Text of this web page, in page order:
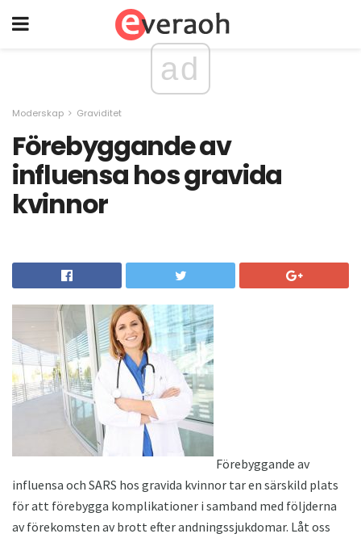
ad
Moderskap Graviditet
Förebyggande av
influensa hos gravida
kvinnor
Förebyggande av
influensa och SARS hos gravida kvinnor tar en särskild plats
för att förebygga komplikationer i samband med följderna
av förekomsten av brott efter andningssjukdomar. Låt oss